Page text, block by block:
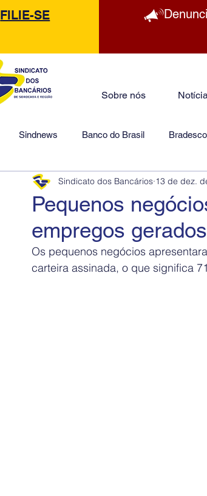
FILIE-SE
Sobre nós
Sindnews Banco do Brasil Bradesco
HSBC Financeiras Jurídico
Pequenos
empregos
Sindicato dos Bancários 13 de dez.
Os pequenos negócios
carteira assinada, o que significa